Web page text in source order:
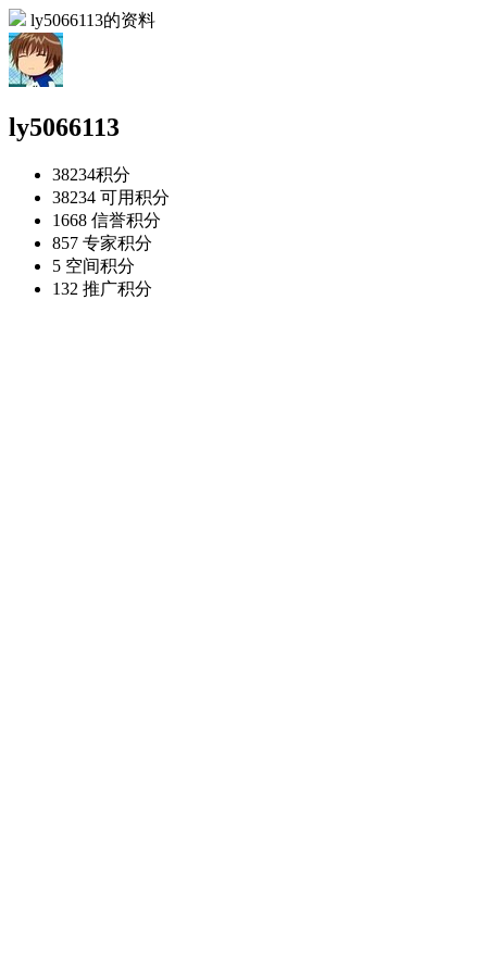
ly5066113的资料
ly5066113
38234积分
38234 可用积分
1668 信誉积分
857 专家积分
5 空间积分
132 推广积分